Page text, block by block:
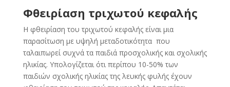
Φθειρίαση τριχωτού κεφαλής
Η φθειρίαση του τριχωτού κεφαλής είναι μια
παρασίτωση με υψηλή μεταδοτικότητα που
ταλαιπωρεί συχνά τα παιδιά προσχολικής και σχολικής
ηλικίας. Υπολογίζεται ότι περίπου 10-50% των
παιδιών σχολικής ηλικίας της λευκής φυλής έχουν